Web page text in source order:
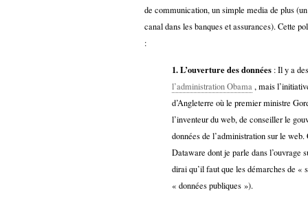
de communication, un simple media de plus
canal dans les banques et assurances). Cette
:
1. L’ouverture des données : Il y a
l’administration Obama, mais
d’Angleterre où le premier ministre
l’inventeur du web, de conseiller le
données de l’administration sur le
Dataware dont je parle dans l’ouvrage
dirai qu’il faut que les démarches de «
« données publiques »).